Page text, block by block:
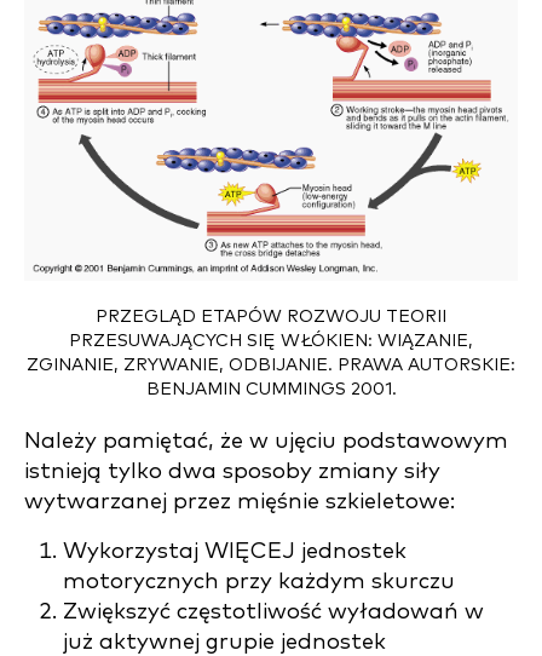
PRZEGLĄD ETAPÓW ROZWOJU TEORII
PRZESUWAJĄCYCH SIĘ WŁÓKIEN: WIĄZANIE,
ZGINANIE, ZRYWANIE, ODBIJANIE. PRAWA AUTORSKIE:
BENJAMIN CUMMINGS 2001.
Należy pamiętać, że w ujęciu podstawowym
istnieją tylko dwa sposoby zmiany siły
wytwarzanej przez mięśnie szkieletowe:
Wykorzystaj WIĘCEJ jednostek
motorycznych przy każdym skurczu
Zwiększyć częstotliwość wyładowań w
już aktywnej grupie jednostek